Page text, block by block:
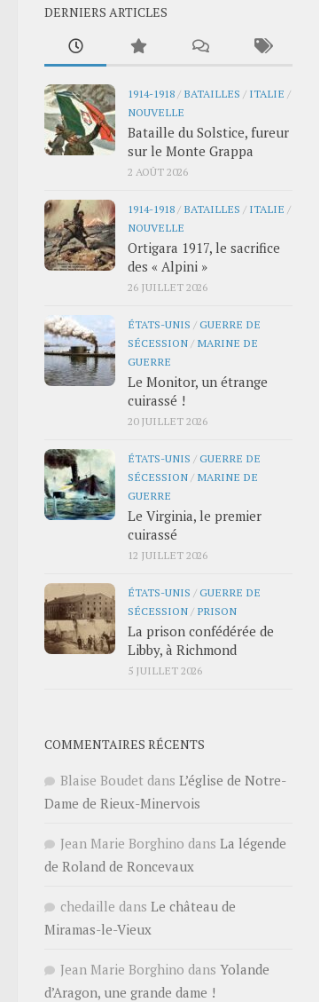
DERNIERS ARTICLES
1914-1918 / BATAILLES / ITALIE /
NOUVELLE
Bataille du Solstice, fureur
sur le Monte Grappa
2 AOÛT 2026
1914-1918 / BATAILLES / ITALIE /
NOUVELLE
Ortigara 1917, le sacrifice
des « Alpini »
26 JUILLET 2026
ÉTATS-UNIS /GUERRE DE
SÉCESSION / MARINE DE
GUERRE
Le Monitor, un étrange
cuirassé !
20 JUILLET 2026
ÉTATS-UNIS /GUERRE DE
SÉCESSION / MARINE DE
GUERRE
Le Virginia, le premier
cuirassé
12 JUILLET 2026
ÉTATS-UNIS /GUERRE DE
SÉCESSION / PRISON
La prison confédérée de
Libby, à Richmond
5 JUILLET 2026
COMMENTAIRES RÉCENTS
Blaise Boudet dans L’église de Notre-
Dame de Rieux-Minervois
Jean Marie Borghino dans La légende
de Roland de Roncevaux
chedaille dans Le château de
Miramas-le-Vieux
Jean Marie Borghino dans Yolande
d’Aragon, une grande dame !